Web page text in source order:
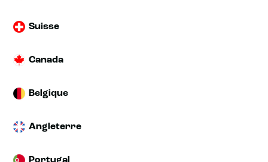
Suisse
Canada
Belgique
Angleterre